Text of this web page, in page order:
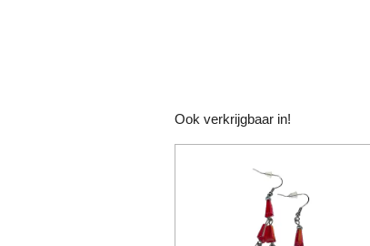
Ook verkrijgbaar in!